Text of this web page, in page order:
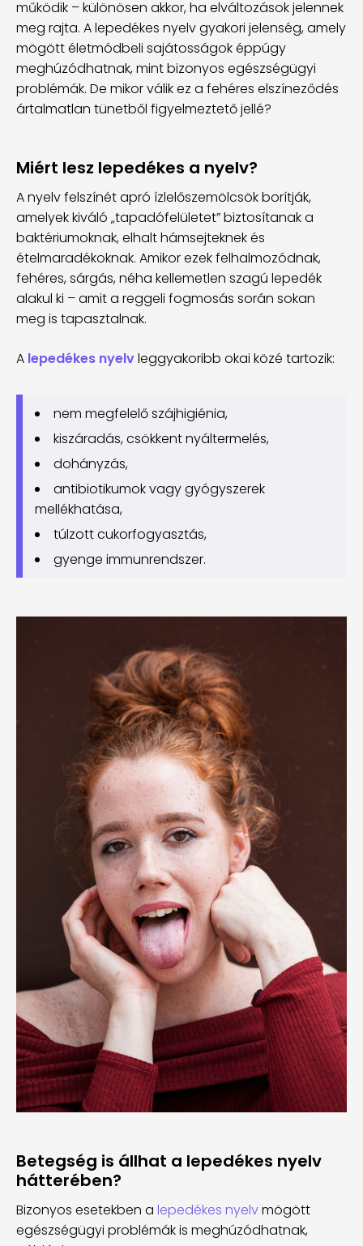
működik – különösen akkor, ha elváltozások jelennek
meg rajta. A lepedékes nyelv gyakori jelenség, amely
mögött életmódbeli sajátosságok éppúgy
meghúzódhatnak, mint bizonyos egészségügyi
problémák. De mikor válik ez a fehéres elszíneződés
ártalmatlan tünetből figyelmeztető jellé?
Miért lesz lepedékes a nyelv?
A nyelv felszínét apró ízlelőszemölcsök borítják,
amelyek kiváló „tapadófelületet” biztosítanak a
baktériumoknak, elhalt hámsejteknek és
ételmaradékoknak. Amikor ezek felhalmozódnak,
fehéres, sárgás, néha kellemetlen szagú lepedék
alakul ki – amit a reggeli fogmosás során sokan
meg is tapasztalnak.
A lepedékes nyelvleggyakoribb okai közé tartozik:
nem megfelelő szájhigiénia,
kiszáradás, csökkent nyáltermelés,
dohányzás,
antibiotikumok vagy gyógyszerek
mellékhatása,
túlzott cukorfogyasztás,
gyenge immunrendszer.
Betegség is állhat a lepedékes nyelv
hátterében?
Bizonyos esetekben a lepedékes nyelvmögött
egészségügyi problémák is meghúzódhatnak,